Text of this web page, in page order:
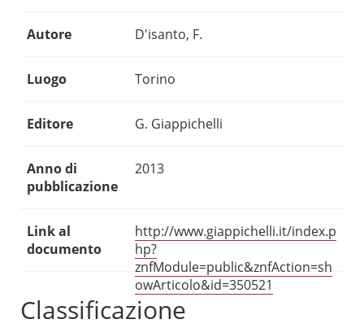
Autore D'isanto, F.
Luogo Torino
Editore G. Giappichelli
Anno di
pubblicazione
2013
Link al
documento
http://www.giappichelli.it/index.p
hp?
znfModule=public&znfAction=sh
owArticolo&id=350521
Classificazione